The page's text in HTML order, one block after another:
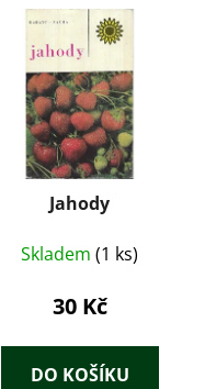
Jahody
Skladem (1 ks)
30 Kč
DO KOŠÍKU